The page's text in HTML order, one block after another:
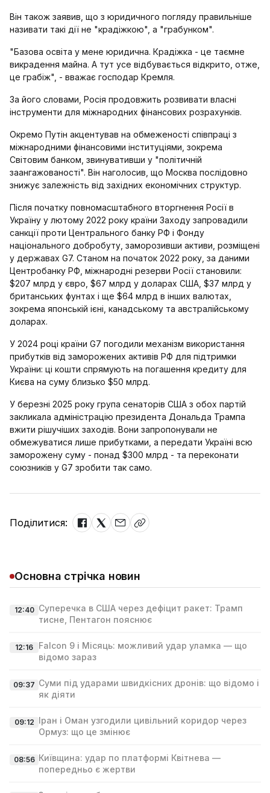
Він також заявив, що з юридичного погляду правильніше
називати такі дії не "крадіжкою", а "грабунком".
"Базова освіта у мене юридична. Крадіжка - це таємне
викрадення майна. А тут усе відбувається відкрито, отже,
це грабіж", - вважає господар Кремля.
За його словами, Росія продовжить розвивати власні
інструменти для міжнародних фінансових розрахунків.
Окремо Путін акцентував на обмеженості співпраці з
міжнародними фінансовими інституціями, зокрема
Світовим банком, звинувативши у "політичній
заангажованості". Він наголосив, що Москва послідовно
знижує залежність від західних економічних структур.
Після початку повномасштабного вторгнення Росії в
Україну у лютому 2022 року країни Заходу запровадили
санкції проти Центрального банку РФ і Фонду
національного добробуту, заморозивши активи, розміщені
у державах G7. Станом на початок 2022 року, за даними
Центробанку РФ, міжнародні резерви Росії становили:
$207 млрд у євро, $67 млрд у доларах США, $37 млрд у
британських фунтах і ще $64 млрд в інших валютах,
зокрема японській ієні, канадському та австралійському
доларах.
У 2024 році країни G7 погодили механізм використання
прибутків від заморожених активів РФ для підтримки
України: ці кошти спрямують на погашення кредиту для
Києва на суму близько $50 млрд.
У березні 2025 року група сенаторів США з обох партій
закликала адміністрацію президента Дональда Трампа
вжити рішучіших заходів. Вони запропонували не
обмежуватися лише прибутками, а передати Україні всю
заморожену суму - понад $300 млрд - та переконати
союзників у G7 зробити так само.
Поділитися:
Основна стрічка новин
12:40 Суперечка в США через дефіцит ракет: Трамп
тисне, Пентагон пояснює
12:16
Falcon 9 і Місяць: можливий удар уламка — що
відомо зараз
09:37 Суми під ударами швидкісних дронів: що відомо і
як діяти
09:12 Іран і Оман узгодили цивільний коридор через
Ормуз: що це змінює
08:56 Київщина: удар по платформі Квітнева —
попередньо є жертви